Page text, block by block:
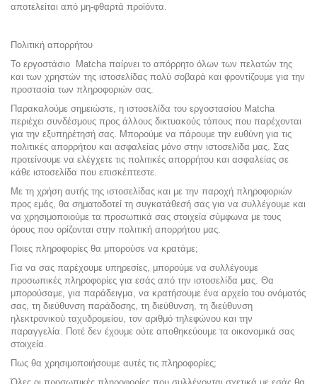
αποτελείται από μη-φθαρτά προϊόντα.
Πολιτική απορρήτου
Το εργοστάσιο Matcha παίρνει το απόρρητο όλων των πελατών της
και των χρηστών της ιστοσελίδας πολύ σοβαρά και φροντίζουμε για την
προστασία των πληροφοριών σας.
Παρακαλούμε σημειώστε, η ιστοσελίδα του εργοστασίου Matcha
περιέχει συνδέσμους προς άλλους δικτυακούς τόπους που παρέχονται
για την εξυπηρέτησή σας. Μπορούμε να πάρουμε την ευθύνη για τις
πολιτικές απορρήτου και ασφαλείας μόνο στην ιστοσελίδα μας. Σας
προτείνουμε να ελέγχετε τις πολιτικές απορρήτου και ασφαλείας σε
κάθε ιστοσελίδα που επισκέπτεστε.
Με τη χρήση αυτής της ιστοσελίδας και με την παροχή πληροφοριών
προς εμάς, θα σηματοδοτεί τη συγκατάθεσή σας για να συλλέγουμε και
να χρησιμοποιούμε τα προσωπικά σας στοιχεία σύμφωνα με τους
όρους που ορίζονται στην πολιτική απορρήτου μας.
Ποιες πληροφορίες θα μπορούσε να κρατάμε;
Για να σας παρέχουμε υπηρεσίες, μπορούμε να συλλέγουμε
προσωπικές πληροφορίες για εσάς από την ιστοσελίδα μας. Θα
μπορούσαμε, για παράδειγμα, να κρατήσουμε ένα αρχείο του ονόματός
σας, τη διεύθυνση παράδοσης, τη διεύθυνση, τη διεύθυνση
ηλεκτρονικού ταχυδρομείου, τον αριθμό τηλεφώνου και την
παραγγελία. Ποτέ δεν έχουμε ούτε αποθηκεύουμε τα οικονομικά σας
στοιχεία.
Πως θα χρησιμοποιήσουμε αυτές τις πληροφορίες;